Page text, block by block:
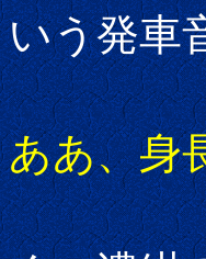
いう発車
地上展
ああ、身